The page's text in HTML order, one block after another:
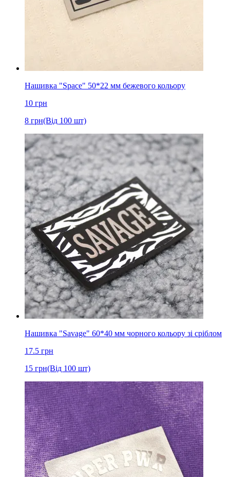
Нашивка "Space" 50*22 мм бежевого кольору
10 грн
8 грн(Від 100 шт)
Нашивка "Savage" 60*40 мм чорного кольору зі сріблом
17.5 грн
15 грн(Від 100 шт)